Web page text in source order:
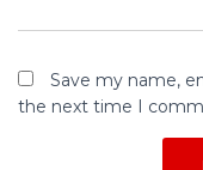
Save my name,
the next time I